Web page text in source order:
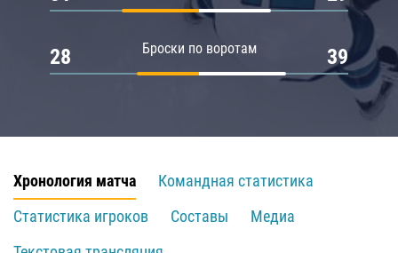
Броски по воротам
28 39
Хронология матча
Командная статистика
Статистика игроков
Составы
Медиа